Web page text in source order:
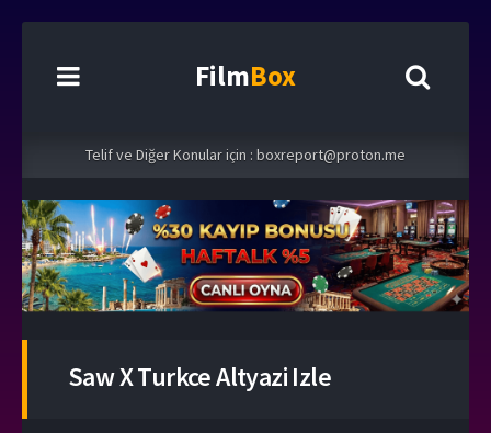
FilmBox
Telif ve Diğer Konular için : boxreport@proton.me
Saw X Turkce Altyazi Izle